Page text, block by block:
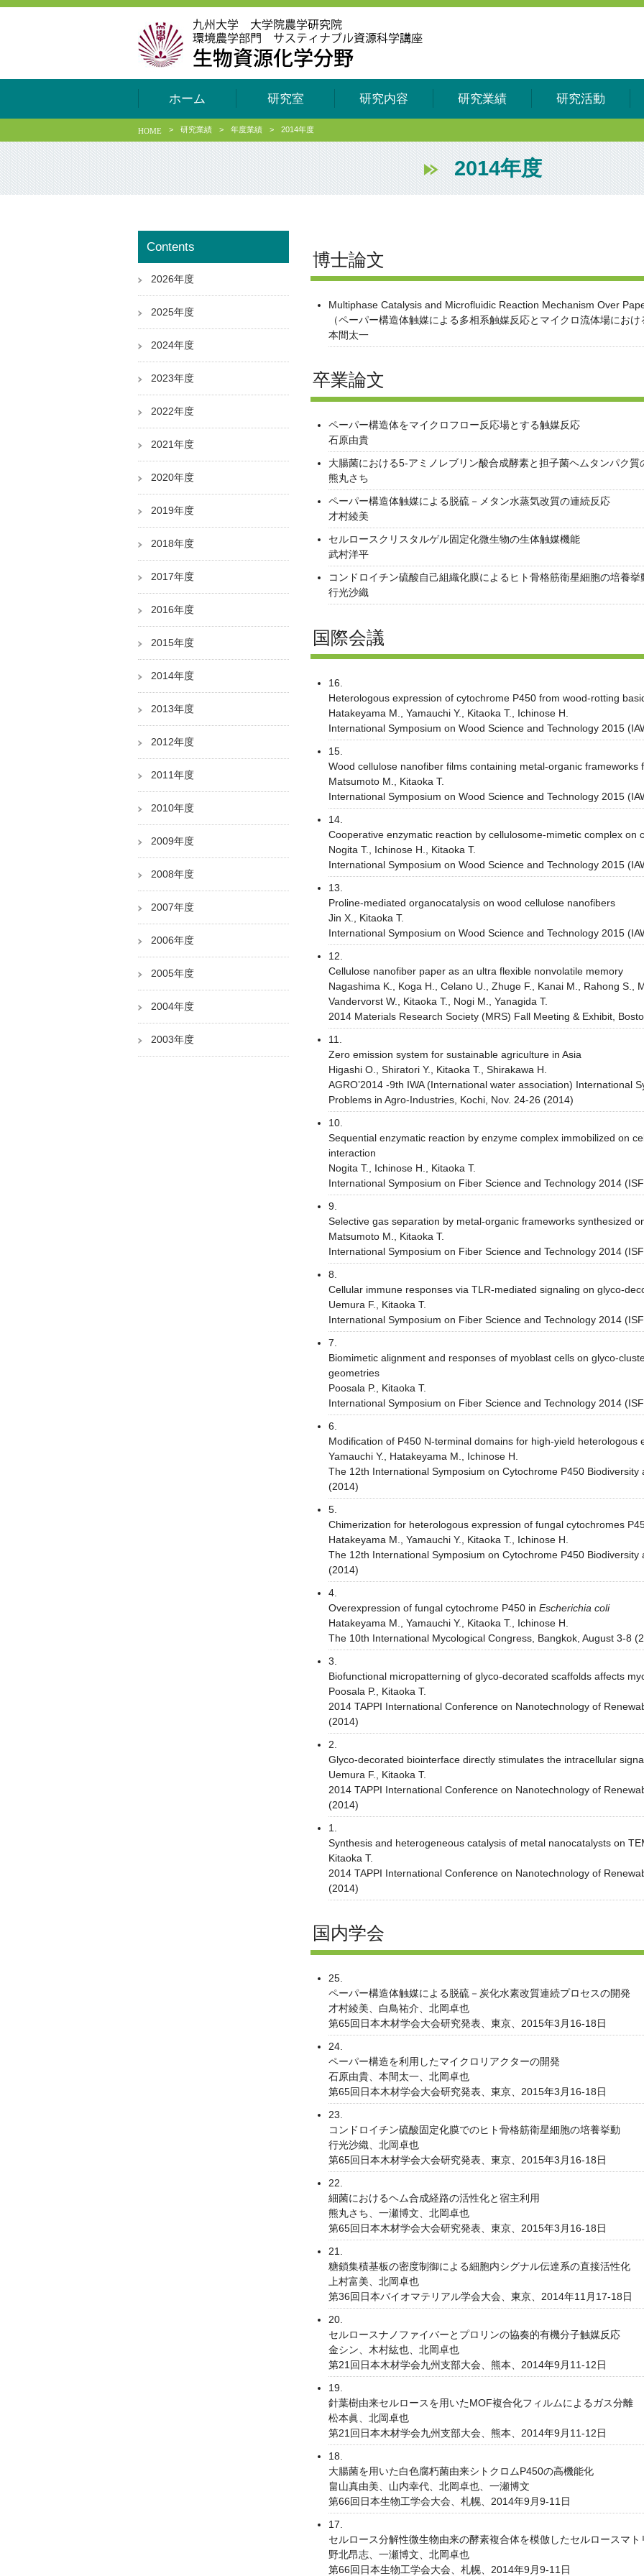
ホーム 研究室 研究内容 研究業績 研究活動
HOME > 研究業績 > 年度業績 > 2014年度
2014年度
博士論文
Multiphase Catalysis and Microfluidic Reaction Mechanism Over
（ペーパー構造体触媒による多相系触媒反応とマイクロ流体場におけ
本間太一
卒業論文
ペーパー構造体をマイクロフロー反応場とする触媒反応
石原由貴
大腸菌における5-アミノレブリン酸合成酵素と担子菌ヘムタンパク質
熊丸さち
ペーパー構造体触媒による脱硫－メタン水蒸気改質の連続反応
才村綾美
セルロースクリスタルゲル固定化微生物の生体触媒機能
武村洋平
コンドロイチン硫酸自己組織化膜によるヒト骨格筋衛星細胞の培養挙
行光沙織
国際会議
16.
Heterologous expression of cytochrome P450 from wood-rotting
Hatakeyama M., Yamauchi Y., Kitaoka T., Ichinose H.
International Symposium on Wood Science and Technology 2015
15.
Wood cellulose nanofiber films containing metal-organic frameworks
Matsumoto M., Kitaoka T.
International Symposium on Wood Science and Technology 2015
14.
Cooperative enzymatic reaction by cellulosome-mimetic complex on
Nogita T., Ichinose H., Kitaoka T.
International Symposium on Wood Science and Technology 2015
13.
Proline-mediated organocatalysis on wood cellulose nanofibers
Jin X., Kitaoka T.
International Symposium on Wood Science and Technology 2015
12.
Cellulose nanofiber paper as an ultra flexible nonvolatile memory
Nagashima K., Koga H., Celano U., Zhuge F., Kanai M., Rahong S.,
Vandervorst W., Kitaoka T., Nogi M., Yanagida T.
2014 Materials Research Society (MRS) Fall Meeting & Exhibit,
11.
Zero emission system for sustainable agriculture in Asia
Higashi O., Shiratori Y., Kitaoka T., Shirakawa H.
AGRO’2014 -9th IWA (International water association) International
Problems in Agro-Industries, Kochi, Nov. 24-26 (2014)
10.
Sequential enzymatic reaction by enzyme complex immobilized on
interaction
Nogita T., Ichinose H., Kitaoka T.
International Symposium on Fiber Science and Technology 2014
9.
Selective gas separation by metal-organic frameworks synthesized
Matsumoto M., Kitaoka T.
International Symposium on Fiber Science and Technology 2014
8.
Cellular immune responses via TLR-mediated signaling on glyco-
Uemura F., Kitaoka T.
International Symposium on Fiber Science and Technology 2014
7.
Biomimetic alignment and responses of myoblast cells on glyco-
geometries
Poosala P., Kitaoka T.
International Symposium on Fiber Science and Technology 2014
6.
Modification of P450 N-terminal domains for high-yield heterologous
Yamauchi Y., Hatakeyama M., Ichinose H.
The 12th International Symposium on Cytochrome P450 Biodiversity
(2014)
5.
Chimerization for heterologous expression of fungal cytochromes
Hatakeyama M., Yamauchi Y., Kitaoka T., Ichinose H.
The 12th International Symposium on Cytochrome P450 Biodiversity
(2014)
4.
Overexpression of fungal cytochrome P450 in Escherichia coli
Hatakeyama M., Yamauchi Y., Kitaoka T., Ichinose H.
The 10th International Mycological Congress, Bangkok, August 3-8
3.
Biofunctional micropatterning of glyco-decorated scaffolds affects
Poosala P., Kitaoka T.
2014 TAPPI International Conference on Nanotechnology of
(2014)
2.
Glyco-decorated biointerface directly stimulates the intracellular
Uemura F., Kitaoka T.
2014 TAPPI International Conference on Nanotechnology of
(2014)
1.
Synthesis and heterogeneous catalysis of metal nanocatalysts on
Kitaoka T.
2014 TAPPI International Conference on Nanotechnology of
(2014)
国内学会
25.
ペーパー構造体触媒による脱硫－炭化水素改質連続プロセスの開発
才村綾美、白鳥祐介、北岡卓也
第65回日本木材学会大会研究発表、東京、2015年3月16-18日
24.
ペーパー構造を利用したマイクロリアクターの開発
石原由貴、本間太一、北岡卓也
第65回日本木材学会大会研究発表、東京、2015年3月16-18日
23.
コンドロイチン硫酸固定化膜でのヒト骨格筋衛星細胞の培養挙動
行光沙織、北岡卓也
第65回日本木材学会大会研究発表、東京、2015年3月16-18日
22.
細菌におけるヘム合成経路の活性化と宿主利用
熊丸さち、一瀬博文、北岡卓也
第65回日本木材学会大会研究発表、東京、2015年3月16-18日
21.
糖鎖集積基板の密度制御による細胞内シグナル伝達系の直接活性化
上村富美、北岡卓也
第36回日本バイオマテリアル学会大会、東京、2014年11月17-18日
20.
セルロースナノファイバーとプロリンの協奏的有機分子触媒反応
金シン、木村紘也、北岡卓也
第21回日本木材学会九州支部大会、熊本、2014年9月11-12日
19.
針葉樹由来セルロースを用いたMOF複合化フィルムによるガス分離
松本眞、北岡卓也
第21回日本木材学会九州支部大会、熊本、2014年9月11-12日
18.
大腸菌を用いた白色腐朽菌由来シトクロムP450の高機能化
畠山真由美、山内幸代、北岡卓也、一瀬博文
第66回日本生物工学会大会、札幌、2014年9月9-11日
17.
セルロース分解性微生物由来の酵素複合体を模倣したセルロースマ
野北昂志、一瀬博文、北岡卓也
第66回日本生物工学会大会、札幌、2014年9月9-11日
Contents
2026年度
2025年度
2024年度
2023年度
2022年度
2021年度
2020年度
2019年度
2018年度
2017年度
2016年度
2015年度
2014年度
2013年度
2012年度
2011年度
2010年度
2009年度
2008年度
2007年度
2006年度
2005年度
2004年度
2003年度